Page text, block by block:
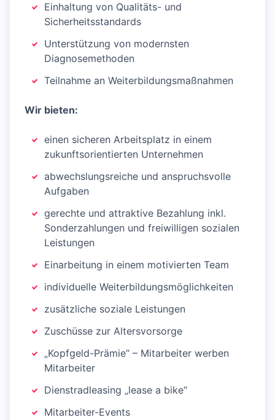
Einhaltung von Qualitäts- und
Sicherheitsstandards
Unterstützung von modernsten
Diagnosemethoden
Teilnahme an Weiterbildungsmaßnahmen
Wir bieten:
einen sicheren Arbeitsplatz in einem
zukunftsorientierten Unternehmen
abwechslungsreiche und anspruchsvolle
Aufgaben
gerechte und attraktive Bezahlung inkl.
Sonderzahlungen und freiwilligen sozialen
Leistungen
Einarbeitung in einem motivierten Team
individuelle Weiterbildungsmöglichkeiten
zusätzliche soziale Leistungen
Zuschüsse zur Altersvorsorge
„Kopfgeld-Prämie“ – Mitarbeiter werben
Mitarbeiter
Dienstradleasing „lease a bike“
Mitarbeiter-Events